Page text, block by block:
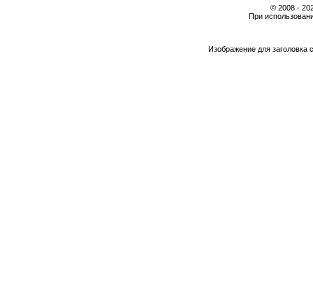
© 2008 -
При
Изображение для